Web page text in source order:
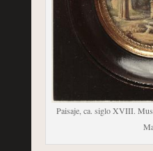
Paisaje, ca. siglo XVIII.